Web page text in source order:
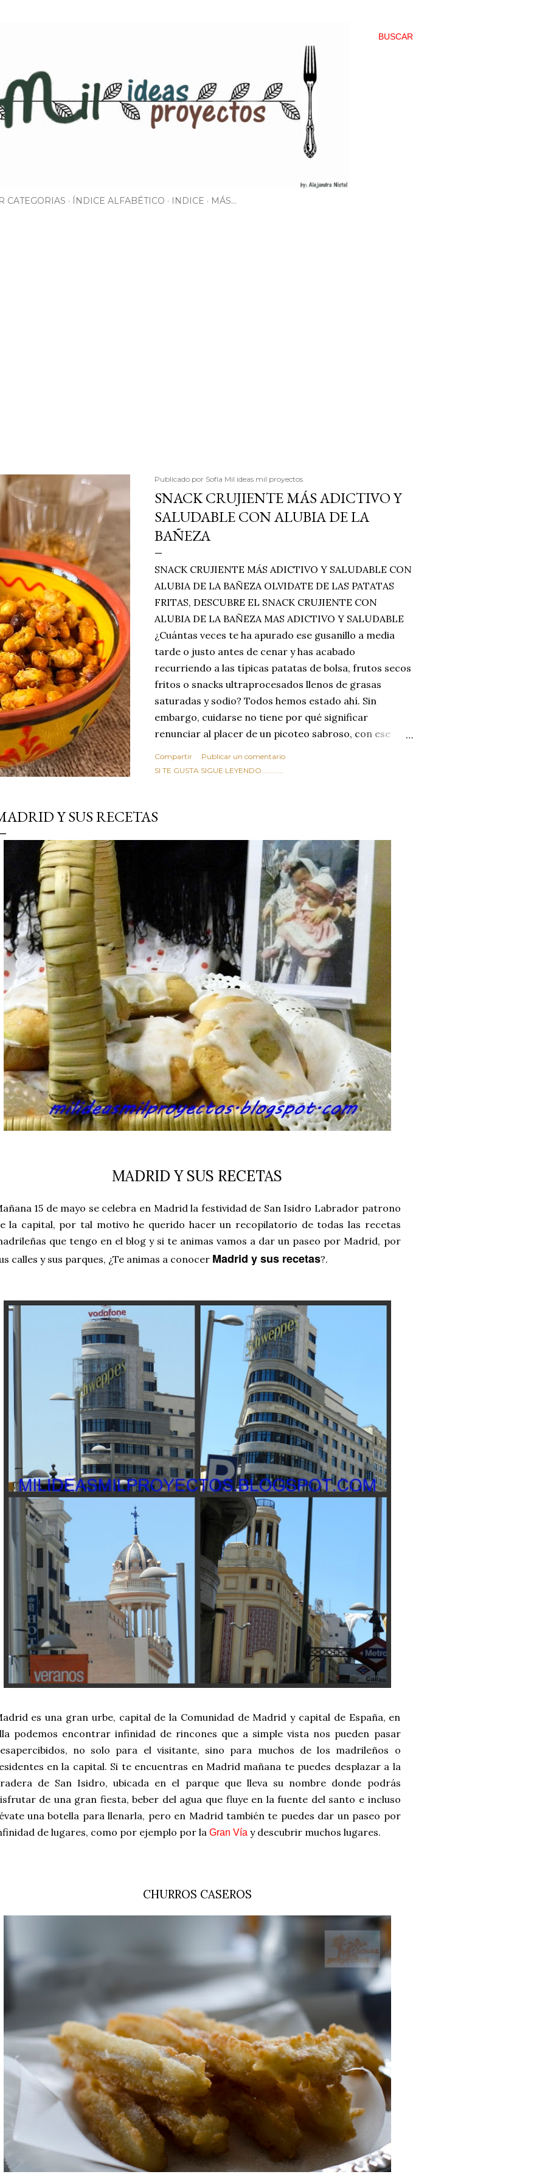
BUSCAR
CATEGORIAS ÍNDICE ALFABÉTICO INDICE MÁS…
Publicado por Sofía Mil ideas mil proyectos
SNACK CRUJIENTE MÁS ADICTIVO Y
SALUDABLE CON ALUBIA DE LA
BAÑEZA
SNACK CRUJIENTE MÁS ADICTIVO Y SALUDABLE CON
ALUBIA DE LA BAÑEZA OLVIDATE DE LAS PATATAS
FRITAS, DESCUBRE EL SNACK CRUJIENTE CON
ALUBIA DE LA BAÑEZA MAS ADICTIVO Y SALUDABLE
¿Cuántas veces te ha apurado ese gusanillo a media
tarde o justo antes de cenar y has acabado
recurriendo a las típicas patatas de bolsa, frutos secos
fritos o snacks ultraprocesados llenos de grasas
saturadas y sodio? Todos hemos estado ahí. Sin
embargo, cuidarse no tiene por qué significar
renunciar al placer de un picoteo sabroso, con ese
Estas alubias crujientes al horno van a cambiar por
tradicionales y copiosos de invierno. Con esta receta
ingrediente tan humilde como la alubia de La Bañeza
en un snack ligero, dorado, cargado de proteína y
100% natural. Es el sustituto perfecto a los frutos se...
Compartir
Publicar un comentario
SI TE GUSTA SIGUE LEYENDO............
Y SUS RECETAS
MADRID Y SUS RECETAS
15 de mayo se celebra en Madrid la festividad de San Isidro Labrador patrono
la capital, por tal motivo he querido hacer un recopilatorio de todas las recetas
que tengo en el blog y si te animas vamos a dar un paseo por Madrid, por
calles y sus parques, ¿Te animas a conocer Madrid y sus recetas?.
es una gran urbe, capital de la Comunidad de Madrid y capital de España, en
podemos encontrar infinidad de rincones que a simple vista nos pueden pasar
no solo para el visitante, sino para muchos de los madrileños o
en la capital. Si te encuentras en Madrid mañana te puedes desplazar a la
de San Isidro, ubicada en el parque que lleva su nombre donde podrás
de una gran fiesta, beber del agua que fluye en la fuente del santo e incluso
una botella para llenarla, pero en Madrid también te puedes dar un paseo por
de lugares, como por ejemplo por la Gran Víay descubrir muchos lugares.
CHURROS CASEROS